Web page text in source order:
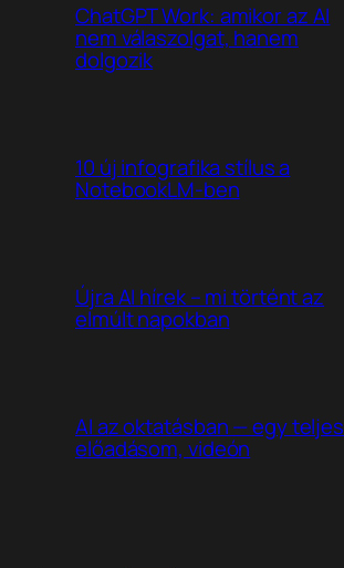
ChatGPT Work: amikor az AI
nem válaszolgat, hanem
dolgozik
10 új infografika stílus a
NotebookLM-ben
Újra AI hírek – mi történt az
elmúlt napokban
AI az oktatásban — egy teljes
előadásom, videón